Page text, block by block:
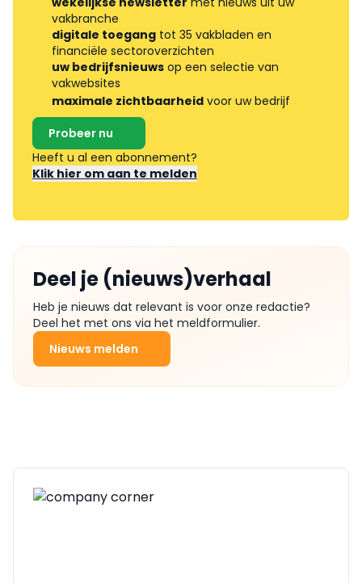
vakbranche
digitale toegang tot 35 vakbladen en
financiële sectoroverzichten
uw bedrijfsnieuws op een selectie van
vakwebsites
maximale zichtbaarheid voor uw bedrijf
Probeer nu
Heeft u al een abonnement?
Klik hier om aan te melden
Deel je (nieuws)verhaal
Heb je nieuws dat relevant is voor onze redactie?
Deel het met ons via het meldformulier.
Nieuws melden